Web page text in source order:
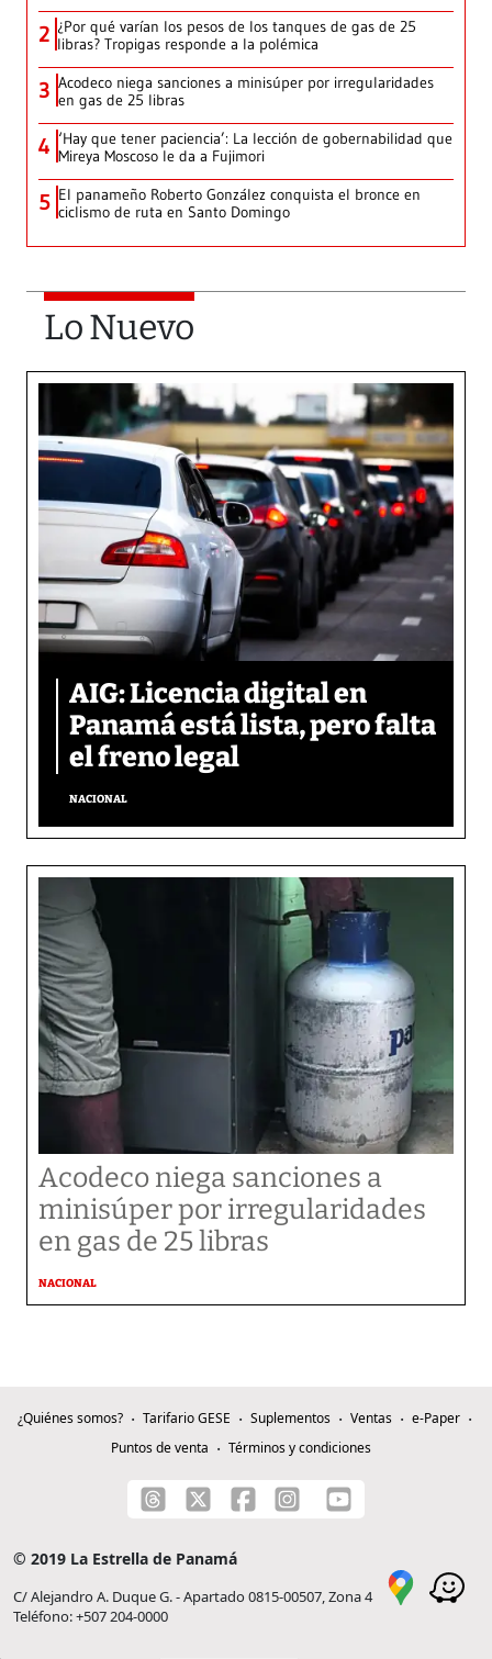
2 ¿Por qué varían los pesos de los tanques de gas de 25
libras? Tropigas responde a la polémica
3 Acodeco niega sanciones a minisúper por irregularidades
en gas de 25 libras
4 ‘Hay que tener paciencia’: La lección de gobernabilidad que
Mireya Moscoso le da a Fujimori
5 El panameño Roberto González conquista el bronce en
ciclismo de ruta en Santo Domingo
Lo Nuevo
AIG: Licencia digital en
Panamá está lista, pero falta
el freno legal
NACIONAL
Acodeco niega sanciones a
minisúper por irregularidades
en gas de 25 libras
NACIONAL
¿Quiénes somos? Tarifario GESE Suplementos Ventas
e-Paper
Puntos de venta
Términos y condiciones
© 2019 La Estrella de Panamá
C/ Alejandro A. Duque G. - Apartado 0815-00507, Zona 4
Teléfono: +507 204-0000